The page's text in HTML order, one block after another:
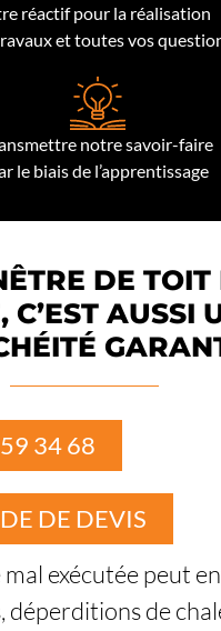
réactif pour la réalisation
et toutes vos
notre savoir-faire
le biais de l’apprentissage
DE TOIT
C’EST AUSSI
34 68
DE DEVIS
mal exécutée peut
de